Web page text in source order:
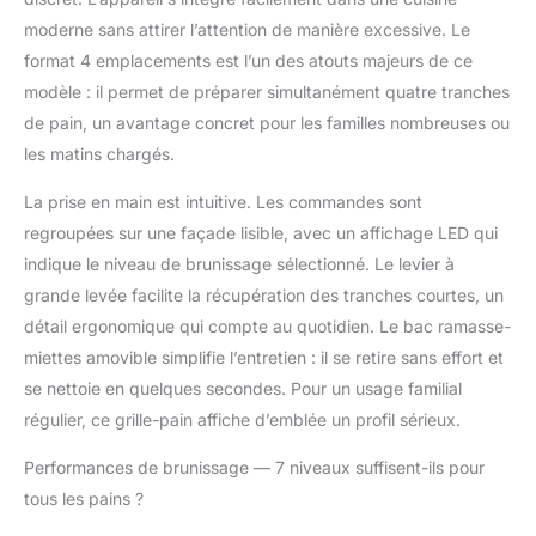
uniforme sur tous les
types. Fonctionnalité
One Touch : les
commandes
lumineuses pour les
réchauffement offrent
un accès rapide et une
flexibilité pour tous vos
besoins matinaux. Fini
les doigts brûlés : le
levier de levage élevé
permet de retirer
facilement en toute
sécurité même les plus
pain grillé, muffins ou
moderne sans attirer l’attention de manière excessive. Le
format 4 emplacements est l’un des atouts majeurs de ce
modèle : il permet de préparer simultanément quatre tranches
de pain, un avantage concret pour les familles nombreuses ou
les matins chargés.
La prise en main est intuitive. Les commandes sont
regroupées sur une façade lisible, avec un affichage LED qui
indique le niveau de brunissage sélectionné. Le levier à
grande levée facilite la récupération des tranches courtes, un
détail ergonomique qui compte au quotidien. Le bac ramasse-
miettes amovible simplifie l’entretien : il se retire sans effort et
se nettoie en quelques secondes. Pour un usage familial
régulier, ce grille-pain affiche d’emblée un profil sérieux.
Performances de brunissage — 7 niveaux suffisent-ils pour
tous les pains ?